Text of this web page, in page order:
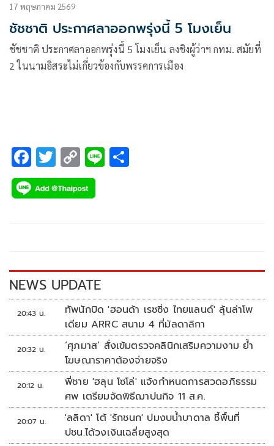
17 พฤษภาคม 2569
ชัชชาติ ประกาศลาออกพรุ่งนี้ 5 โมงเย็น
ชัชชาติ ประกาศลาออกพรุ่งนี้ 5 โมงเย็น ลงชิงผู้ว่าฯ กทม. สมัยที่
2 ในนามอิสระไม่เกี่ยวข้องกับพรรคการเมือง
F
ac
e
k
T
wi
tt
C
o
p
k
Li
NEWS UPDATE
20:43 น.
ทัพนักบิด 'ฮอนด้า เรซซิ่ง ไทยแลนด์' ลุ้นล่าโพ
เดียม ARRC สนาม 4 ที่มัลดาลิกา
20:32 น.
‘ศุภมาส’ สั่งเข้มตรวจคลินิกเสริมความงาม ย้ำ
โฆษณาราคาต้องจ่ายจริง
20:12 น.
พี่ชาย 'ฮลุน โซโล่' แจ้งกำหนดการสวดอภิธรรม
ศพ เตรียมจัดพิธีฌาปนกิจ 11 ส.ค.
20:07 น.
'ลลิดา' โต้ 'รักชนก' ปมงบน้ำบาดาล ชี้พื้นที่
ปชน.ได้วงเงินเฉลี่ยสูงสุด